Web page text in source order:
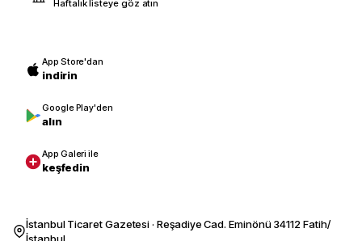
Haftalık listeye göz atın
App Store'dan
indirin
Google Play'den
alın
App Galeri ile
keşfedin
İstanbul Ticaret Gazetesi · Reşadiye Cad. Eminönü 34112 Fatih/